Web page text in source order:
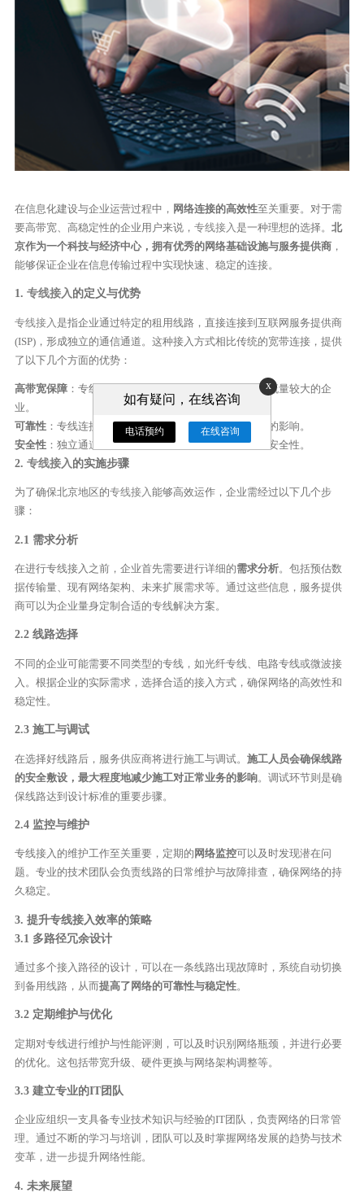
在信息化建设与企业运营过程中， 网络连接的高效性至关重要。对于需
要高带宽、高稳定性的企业用户来说， 专线接入 是一种理想的选择。 北
京作为一个科技与经济中心，拥有优秀的网络基础设施与服务提供商，
能够保证企业在信息传输过程中实现快速、稳定的连接。
1. 专线接入的定义与优势
专线接入 是指企业通过特定的租用线路，直接连接到互联网服务提供商
(ISP)，形成独立的通信通道。这种接入方式相比传统的宽带连接，提供
了以下几个方面的优势：
高带宽保障：专线能够提供相对恒定的带宽，适合数据流量较大的企
业。
可靠性：专线连接的稳定性高，降低了网络波动对业务的影响。
安全性：独立通道减少了外部干扰，提高了数据传输的安全性。
2. 专线接入 的实施步骤
为了确保北京地区的专线接入能够高效运作，企业需经过以下几个步
骤：
2.1 需求分析
在进行专线接入之前，企业首先需要进行详细的需求分析。包括预估数
据传输量、现有网络架构、未来扩展需求等。通过这些信息，服务提供
商可以为企业量身定制合适的专线解决方案。
2.2 线路选择
不同的企业可能需要不同类型的专线，如光纤专线、电路专线或微波接
入。根据企业的实际需求，选择合适的接入方式，确保网络的高效性和
稳定性。
2.3 施工与调试
在选择好线路后，服务供应商将进行施工与调试。 施工人员会确保线路
的安全敷设，最大程度地减少施工对正常业务的影响。调试环节则是确
保线路达到设计标准的重要步骤。
2.4 监控与维护
专线接入的维护工作至关重要，定期的 网络监控可以及时发现潜在问
题。专业的技术团队会负责线路的日常维护与故障排查，确保网络的持
久稳定。
3. 提升专线接入效率的策略
3.1 多路径冗余设计
通过多个接入路径的设计，可以在一条线路出现故障时，系统自动切换
到备用线路，从而提高了网络的可靠性与稳定性。
3.2 定期维护与优化
定期对专线进行维护与性能评测，可以及时识别网络瓶颈，并进行必要
的优化。这包括带宽升级、硬件更换与网络架构调整等。
3.3 建立专业的IT团队
企业应组织一支具备专业技术知识与经验的IT团队，负责网络的日常管
理。通过不断的学习与培训，团队可以及时掌握网络发展的趋势与技术
变革，进一步提升网络性能。
4. 未来展望
x
如有疑问，在线咨询
电话预约 在线咨询